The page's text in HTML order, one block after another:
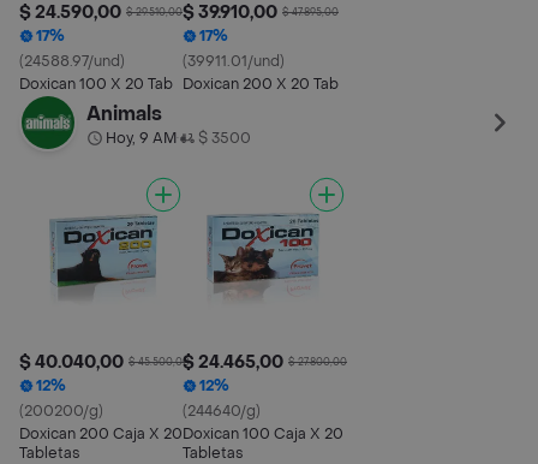
$ 24.590,00 $ 29.510,00
17%
(24588.97/und)
Doxican 100 X 20 Tab
$ 39.910,00 $ 47.895,00
17%
(39911.01/und)
Doxican 200 X 20 Tab
Animals
Hoy, 9 AM• $ 3500
$ 40.040,00 $ 45.500,00
12%
(200200/g)
Doxican 200 Caja X 20
Tabletas
$ 24.465,00 $ 27.800,00
12%
(244640/g)
Doxican 100 Caja X 20
Tabletas